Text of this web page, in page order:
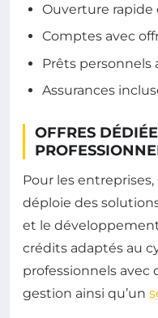
Ouverture
Comptes avec
Prêts personnels
Assurances
OFFRES
Pour les
déploie des
et le
crédits adaptés au
professionnels avec
gestion ainsi qu’un